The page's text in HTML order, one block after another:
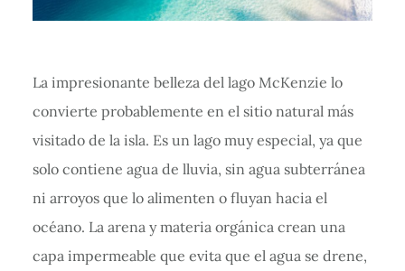
La impresionante belleza del lago McKenzie lo
convierte probablemente en el sitio natural más
visitado de la isla. Es un lago muy especial, ya que
solo contiene agua de lluvia, sin agua subterránea
ni arroyos que lo alimenten o fluyan hacia el
océano. La arena y materia orgánica crean una
capa impermeable que evita que el agua se drene,